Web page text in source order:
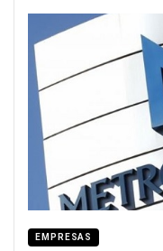
EMPRESAS